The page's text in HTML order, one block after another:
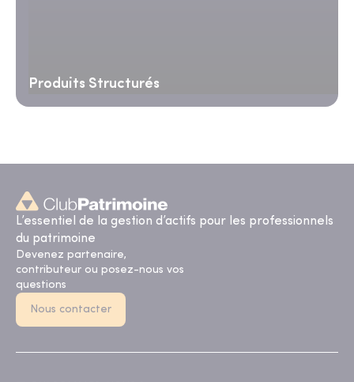
Produits Structurés
L’essentiel de la gestion d’actifs pour les professionnels
du patrimoine
Devenez partenaire,
contributeur ou posez-nous vos
questions
Nous contacter